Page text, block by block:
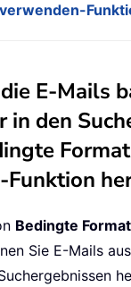
E-Mails
in den
Funktion
Bedingte
Sie E-Mails